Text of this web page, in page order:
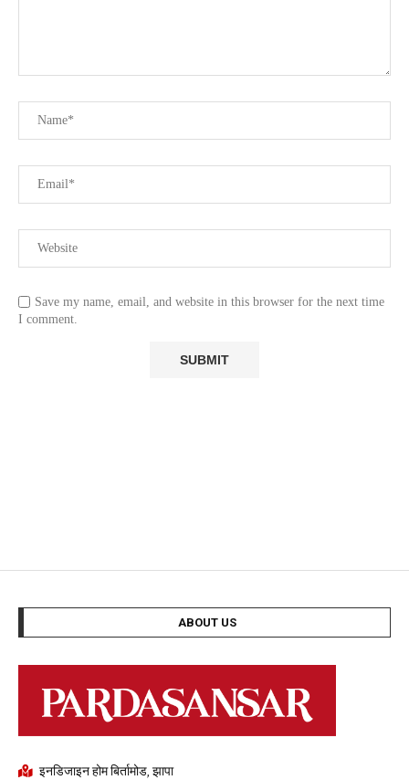
Save my name, email, and website in this browser for the next time
I comment.
ABOUT US
इनडिजाइन होम बिर्तामोड, झापा